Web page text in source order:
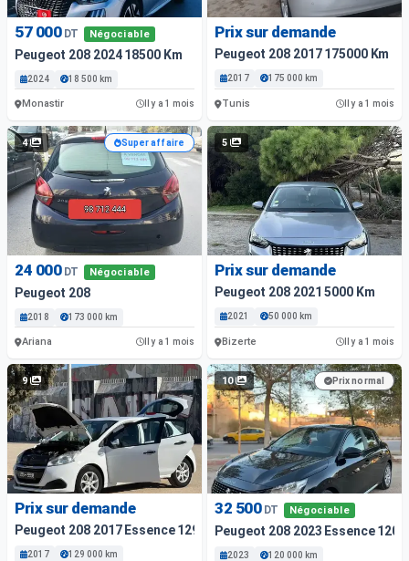
57 000 DT Négociable
Peugeot 208 2024 18500 Km
2024 18 500 km
Monastir Il y a 1 mois
Prix sur demande
Peugeot 208 2017 175000 Km
2017 175 000 km
Tunis Il y a 1 mois
4 Super affaire
24 000 DT Négociable
Peugeot 208
2018 173 000 km
Ariana Il y a 1 mois
5
Prix sur demande
Peugeot 208 2021 5000 Km
2021 50 000 km
Bizerte Il y a 1 mois
9
Prix sur demande
Peugeot 208 2017 Essence 129 000 Km
2017 129 000 km
10 Prix normal
32 500 DT Négociable
Peugeot 208 2023 Essence 120
2023 120 000 km